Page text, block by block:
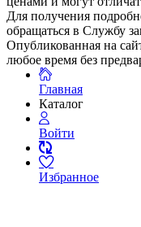
Для получения
обращаться в Службу
Опубликованная на
любое время без
Главная
Каталог
Войти
Избранное